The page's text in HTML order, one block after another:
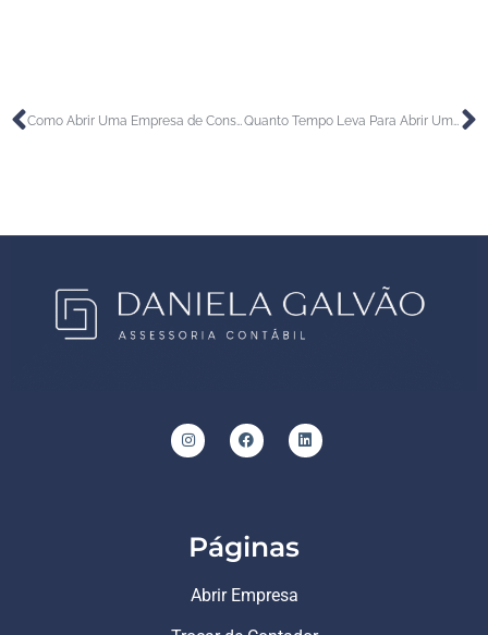
Páginas
Abrir Empresa